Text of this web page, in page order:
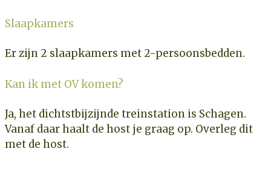
Slaapkamers
Er zijn 2 slaapkamers met 2-persoonsbedden.
Kan ik met OV komen?
Ja, het dichtstbijzijnde treinstation is Schagen.
Vanaf daar haalt de host je graag op. Overleg dit
met de host.